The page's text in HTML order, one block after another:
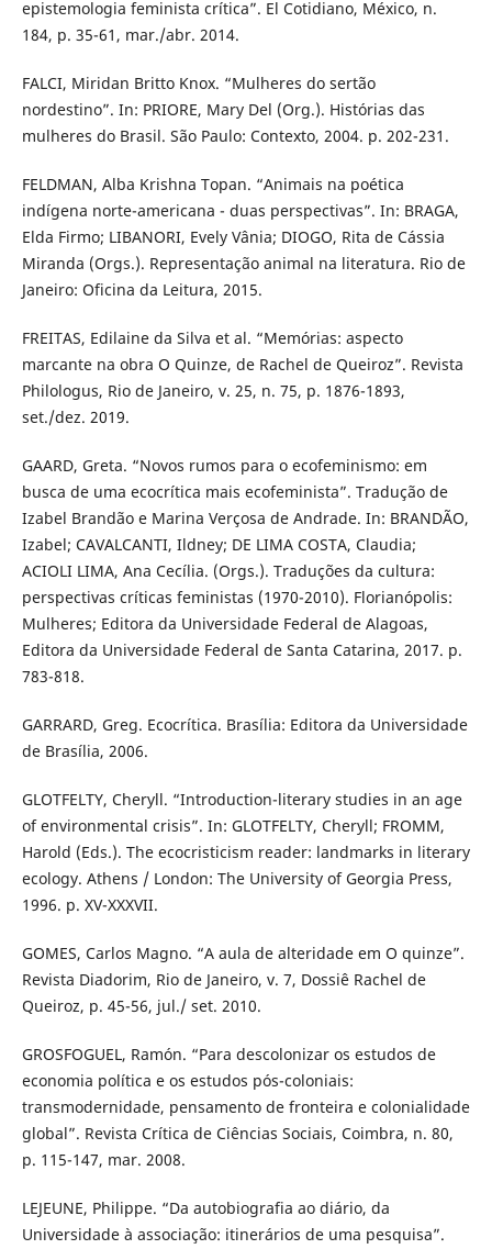
epistemologia feminista crítica”. El Cotidiano, México, n.
184, p. 35-61, mar./abr. 2014.
FALCI, Miridan Britto Knox. “Mulheres do sertão
nordestino”. In: PRIORE, Mary Del (Org.). Histórias das
mulheres do Brasil. São Paulo: Contexto, 2004. p. 202-231.
FELDMAN, Alba Krishna Topan. “Animais na poética
indígena norte-americana - duas perspectivas”. In: BRAGA,
Elda Firmo; LIBANORI, Evely Vânia; DIOGO, Rita de Cássia
Miranda (Orgs.). Representação animal na literatura. Rio de
Janeiro: Oficina da Leitura, 2015.
FREITAS, Edilaine da Silva et al. “Memórias: aspecto
marcante na obra O Quinze, de Rachel de Queiroz”. Revista
Philologus, Rio de Janeiro, v. 25, n. 75, p. 1876-1893,
set./dez. 2019.
GAARD, Greta. “Novos rumos para o ecofeminismo: em
busca de uma ecocrítica mais ecofeminista”. Tradução de
Izabel Brandão e Marina Verçosa de Andrade. In: BRANDÃO,
Izabel; CAVALCANTI, Ildney; DE LIMA COSTA, Claudia;
ACIOLI LIMA, Ana Cecília. (Orgs.). Traduções da cultura:
perspectivas críticas feministas (1970-2010). Florianópolis:
Mulheres; Editora da Universidade Federal de Alagoas,
Editora da Universidade Federal de Santa Catarina, 2017. p.
783-818.
GARRARD, Greg. Ecocrítica. Brasília: Editora da Universidade
de Brasília, 2006.
GLOTFELTY, Cheryll. “Introduction-literary studies in an age
of environmental crisis”. In: GLOTFELTY, Cheryll; FROMM,
Harold (Eds.). The ecocristicism reader: landmarks in literary
ecology. Athens / London: The University of Georgia Press,
1996. p. XV-XXXVII.
GOMES, Carlos Magno. “A aula de alteridade em O quinze”.
Revista Diadorim, Rio de Janeiro, v. 7, Dossiê Rachel de
Queiroz, p. 45-56, jul./ set. 2010.
GROSFOGUEL, Ramón. “Para descolonizar os estudos de
economia política e os estudos pós-coloniais:
transmodernidade, pensamento de fronteira e colonialidade
global”. Revista Crítica de Ciências Sociais, Coimbra, n. 80,
p. 115-147, mar. 2008.
LEJEUNE, Philippe. “Da autobiografia ao diário, da
Universidade à associação: itinerários de uma pesquisa”.